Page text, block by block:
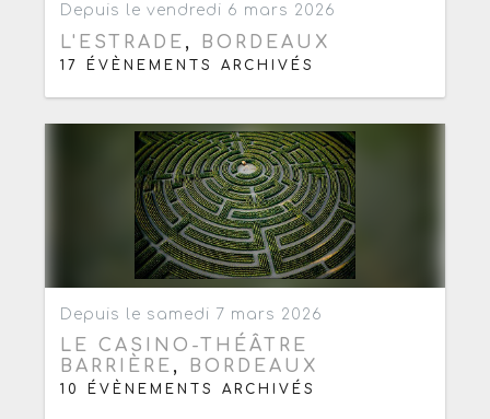
Depuis le vendredi 6 mars 2026
L'ESTRADE , BORDEAUX
17 ÉVÈNEMENTS ARCHIVÉS
Depuis le samedi 7 mars 2026
LE CASINO-THÉÂTRE
BARRIÈRE , BORDEAUX
10 ÉVÈNEMENTS ARCHIVÉS